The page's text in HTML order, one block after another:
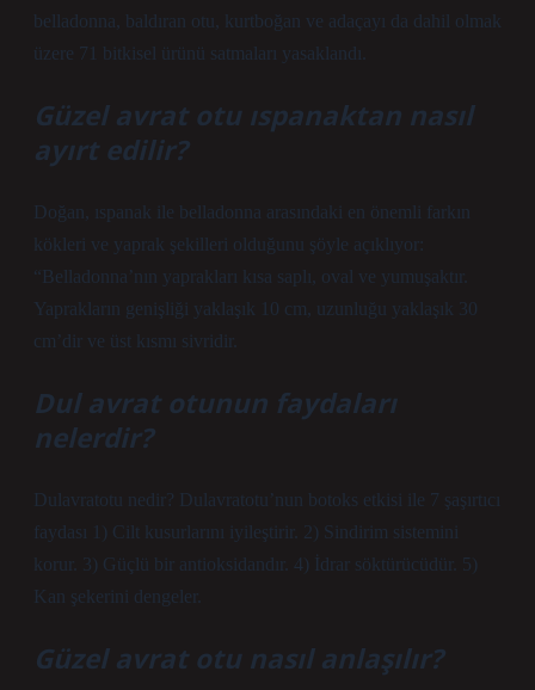
belladonna, baldıran otu, kurtboğan ve adaçayı da dahil olmak
üzere 71 bitkisel ürünü satmaları yasaklandı.
Güzel avrat otu ıspanaktan nasıl
ayırt edilir?
Doğan, ıspanak ile belladonna arasındaki en önemli farkın
kökleri ve yaprak şekilleri olduğunu şöyle açıklıyor:
“Belladonna’nın yaprakları kısa saplı, oval ve yumuşaktır.
Yaprakların genişliği yaklaşık 10 cm, uzunluğu yaklaşık 30
cm’dir ve üst kısmı sivridir.
Dul avrat otunun faydaları
nelerdir?
Dulavratotu nedir? Dulavratotu’nun botoks etkisi ile 7 şaşırtıcı
faydası 1) Cilt kusurlarını iyileştirir. 2) Sindirim sistemini
korur. 3) Güçlü bir antioksidandır. 4) İdrar söktürücüdür. 5)
Kan şekerini dengeler.
Güzel avrat otu nasıl anlaşılır?